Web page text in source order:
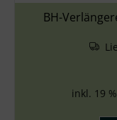
BH-
inkl. 19